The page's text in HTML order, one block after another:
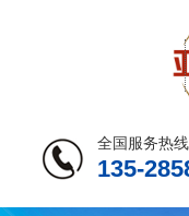
全国服务热线
135-